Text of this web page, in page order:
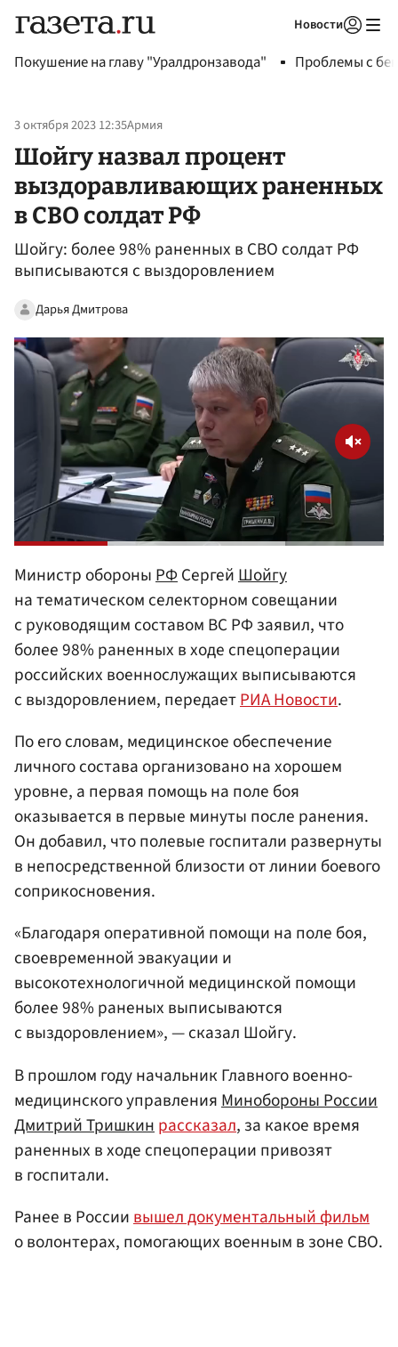
Новости
Покушение на главу "Уралдронзавода" Проблемы с
3 октября 2023 12:35Армия
Шойгу назвал процент
выздоравливающих раненных
в СВО солдат РФ
Шойгу: более 98% раненных в СВО солдат РФ
выписываются с выздоровлением
Дарья Дмитрова
Министр обороныРФСергейШойгу
на тематическом селекторном совещании
с руководящим составом ВС РФ заявил, что
более 98% раненных в ходе спецоперации
российских военнослужащих выписываются
с выздоровлением, передаетРИА Новости.
По его словам, медицинское обеспечение
личного состава организовано на хорошем
уровне, а первая помощь на поле боя
оказывается в первые минуты после ранения.
Он добавил, что полевые госпитали развернуты
в непосредственной близости от линии боевого
соприкосновения.
«Благодаря оперативной помощи на поле боя,
своевременной эвакуации и
высокотехнологичной медицинской помощи
более 98% раненых выписываются
с выздоровлением», — сказал Шойгу.
В прошлом году начальник Главного военно-
медицинского управления Минобороны России
Дмитрий Тришкин рассказал, за какое время
раненных в ходе спецоперации привозят
в госпитали.
Ранее в Россиивышел документальный фильм
о волонтерах, помогающих военным в зоне СВО.